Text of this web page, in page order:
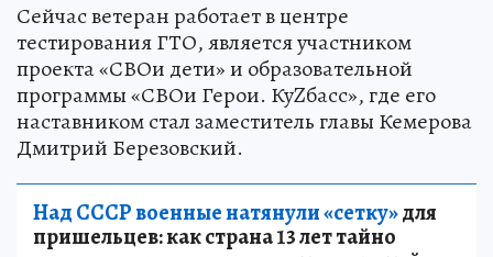
Сейчас ветеран работает в центре
тестирования ГТО, является участником
проекта «СВОи дети» и образовательной
программы «СВОи Герои. КуZбасс», где его
наставником стал заместитель главы Кемерова
Дмитрий Березовский.
Над СССР военные натянули «сетку»для
пришельцев: как страна 13 лет тайно